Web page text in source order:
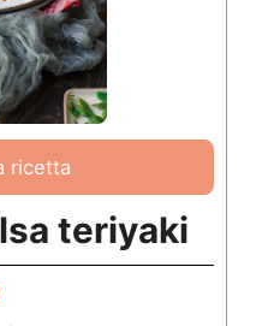
ricetta
teriyaki